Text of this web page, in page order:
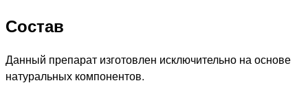
Состав
Данный препарат изготовлен исключительно на основе
натуральных компонентов.